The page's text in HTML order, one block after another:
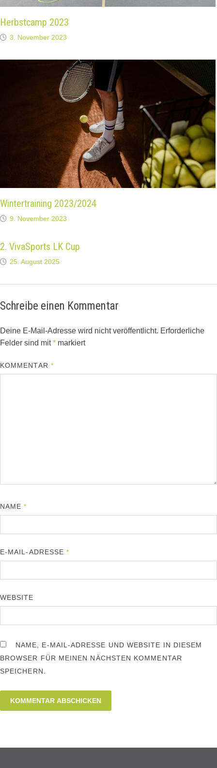
Herbstcamp 2023
3. November 2023
Wintertraining 2023/2024
9. November 2023
2. VivaSports LK Cup
25. August 2025
Schreibe einen Kommentar
Deine E-Mail-Adresse wird nicht veröffentlicht. Erforderliche
Felder sind mit* markiert
KOMMENTAR *
NAME*
E-MAIL-ADRESSE*
WEBSITE
NAME, E-MAIL-ADRESSE UND WEBSITE IN DIESEM
BROWSER FÜR MEINEN NÄCHSTEN KOMMENTAR
SPEICHERN.